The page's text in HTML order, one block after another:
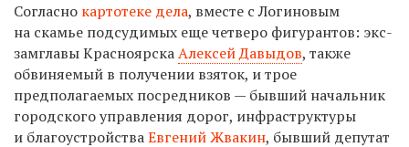
Согласно картотеке дела, вместе с Логиновым
на скамье подсудимых еще четверо фигурантов: экс-
замглавы КрасноярскаАлексей Давыдов, также
обвиняемый в получении взяток, и трое
предполагаемых посредников — бывший начальник
городского управления дорог, инфраструктуры
и благоустройстваЕвгений Жвакин, бывший депутат